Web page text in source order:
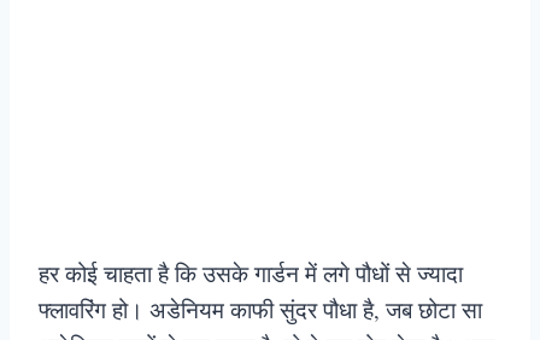
हर कोई चाहता है कि उसके गार्डन में लगे पौधों से ज्यादा
फ्लावरिंग हो। अडेनियम काफी सुंदर पौधा है, जब छोटा सा